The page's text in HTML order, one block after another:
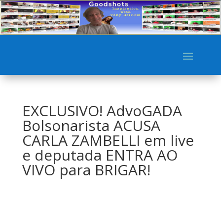
EXCLUSIVO! AdvoGADA
Bolsonarista ACUSA
CARLA ZAMBELLI em live
e deputada ENTRA AO
VIVO para BRIGAR!